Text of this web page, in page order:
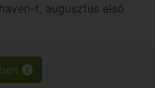
t, augusztus első